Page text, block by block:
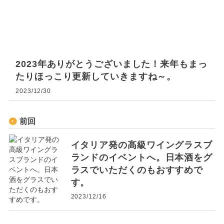
2023年ありがとうございました！来年もまっ
たりほっこり更新していきますね～。
2023/12/30
前回
イタリア発の高級ワイングラスブ
ランドのイベントへ。日本酒をグ
ラスでいただくのもおすすめで
す。
2023/12/16